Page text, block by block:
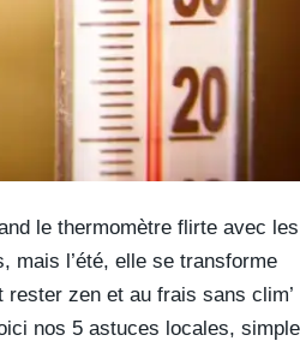
le thermomètre flirte avec les
mais l’été, elle se transforme
zen et au frais sans clim’
nos 5 astuces locales,